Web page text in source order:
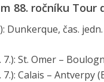
88. ročníku Tour
Dunkerque, čas.
7.): St. Omer –
7.): Calais – Antverpy